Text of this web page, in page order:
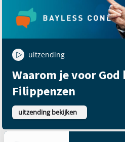
uitzending
Waarom je voor
Filippenzen
uitzending bekijken